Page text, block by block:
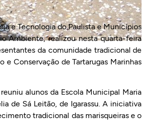
e Tecnologia do Paulista e Municípios
Ambiente, realizou nesta quarta-feira
da comunidade tradicional de
Conservação de Tartarugas Marinhas
alunos da Escola Municipal Maria
de Sá Leitão, de Igarassu. A iniciativa
tradicional das marisqueiras e o